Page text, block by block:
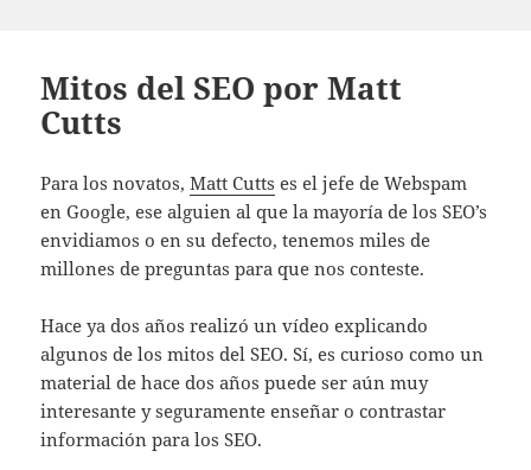
Mitos del SEO por Matt
Cutts
Para los novatos,Matt Cutts es el jefe de Webspam
en Google, ese alguien al que la mayoría de los SEO’s
envidiamos o en su defecto, tenemos miles de
millones de preguntas para que nos conteste.
Hace ya dos años realizó un vídeo explicando
algunos de los mitos del SEO. Sí, es curioso como un
material de hace dos años puede ser aún muy
interesante y seguramente enseñar o contrastar
información para los SEO.